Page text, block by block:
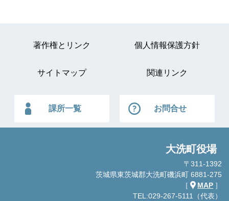
著作権とリンク 個人情報保護方針
サイトマップ 関連リンク
課所一覧 お問合せ
大洗町役場
〒311-1392
茨城県東茨城郡大洗町磯浜町 6881-275
［
MAP ］
TEL:029-267-5111（代表）